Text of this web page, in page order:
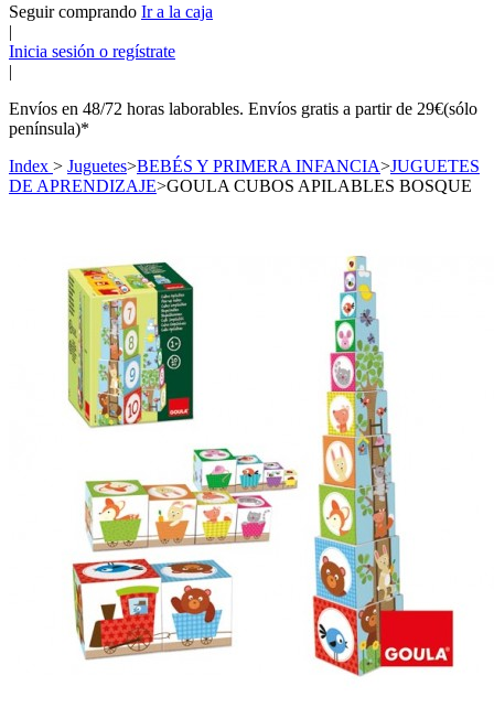
Seguir comprando Ir a la caja
|
Inicia sesión o regístrate
|
Envíos en 48/72 horas laborables. Envíos gratis a partir de 29€(sólo
península)*
Index > Juguetes>BEBÉS Y PRIMERA INFANCIA>JUGUETES
DE APRENDIZAJE>GOULA CUBOS APILABLES BOSQUE